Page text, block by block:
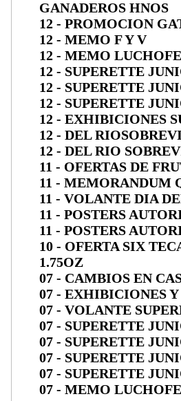
GANADEROS HNOS
12 - PROMOCION
12 - MEMO F Y V
12 - MEMO
12 - SUPERETTE
12 - SUPERETTE
12 - SUPERETTE
12 - EXHIBICIONES
12 - DEL
12 - DEL RIO
11 - OFERTAS DE
11 - MEMORANDUM
11 - VOLANTE DIA
11 - POSTERS
11 - POSTERS
10 - OFERTA SIX
1.75OZ
07 - CAMBIOS EN
07 - EXHIBICIONES
07 - VOLANTE
07 - SUPERETTE
07 - SUPERETTE
07 - SUPERETTE
07 - SUPERETTE
07 - MEMO